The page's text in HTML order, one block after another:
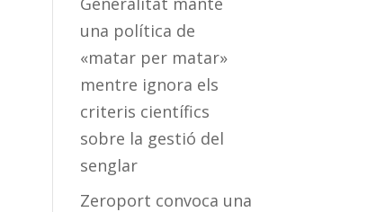
una política de
«matar per matar»
mentre ignora els
criteris científics
sobre la gestió del
senglar
Zeroport convoca una